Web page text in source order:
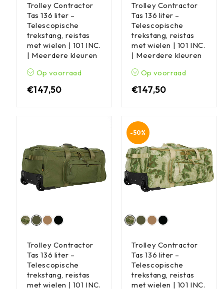
Trolley Contractor
Tas 136 liter –
Telescopische
trekstang, reistas
met wielen | 101 INC.
| Meerdere kleuren
Op voorraad
€147,50
Trolley Contractor
Tas 136 liter –
Telescopische
trekstang, reistas
met wielen | 101 INC.
| Meerdere kleuren
Op voorraad
€147,50
Trolley Contractor
Tas 136 liter –
Telescopische
trekstang, reistas
met wielen | 101 INC.
-50%
Trolley Contractor
Tas 136 liter –
Telescopische
trekstang, reistas
met wielen | 101 INC.